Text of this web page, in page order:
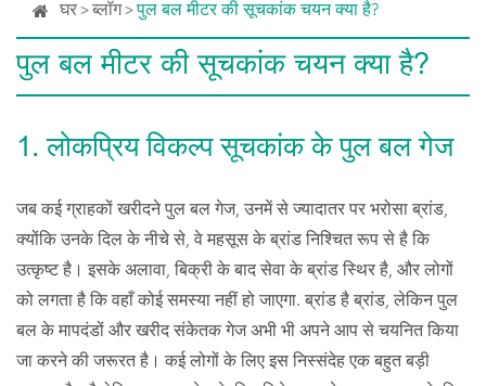
घर ब्लॉग पुल बल मीटर की सूचकांक चयन क्या है?
पुल बल मीटर की सूचकांक चयन क्या है?
1. लोकप्रिय विकल्प सूचकांक के पुल बल गेज
जब कई ग्राहकों खरीदने पुल बल गेज, उनमें से ज्यादातर पर भरोसा ब्रांड,
क्योंकि उनके दिल के नीचे से, वे महसूस के ब्रांड निश्चित रूप से है कि
उत्कृष्ट है। इसके अलावा, बिक्री के बाद सेवा के ब्रांड स्थिर है, और लोगों
को लगता है कि वहाँ कोई समस्या नहीं हो जाएगा. ब्रांड है ब्रांड, लेकिन पुल
बल के मापदंडों और खरीद संकेतक गेज अभी भी अपने आप से चयनित किया
जा करने की जरूरत है। कई लोगों के लिए इस निस्संदेह एक बहुत बड़ी